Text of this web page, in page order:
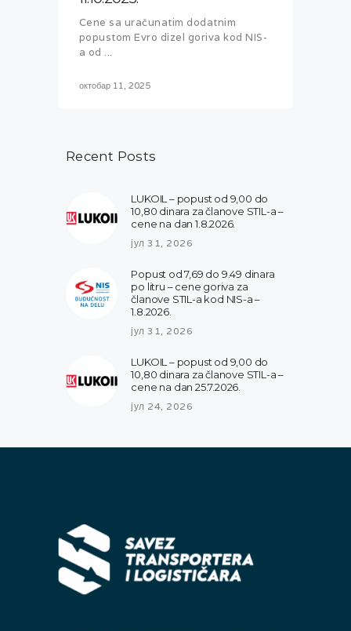
Cene sa uračunatim dodatnim
popustom Evro dizel goriva kod NIS-
a od ...
октобар 11, 2025
Recent Posts
LUKOIL – popust od 9,00 do
10,80 dinara za članove STIL-a –
cene na dan 1.8.2026.
јул 31, 2026
Popust od 7,69 do 9.49 dinara
po litru – cene goriva za
članove STIL-a kod NIS-a –
1.8.2026.
јул 31, 2026
LUKOIL – popust od 9,00 do
10,80 dinara za članove STIL-a –
cene na dan 25.7.2026.
јул 24, 2026